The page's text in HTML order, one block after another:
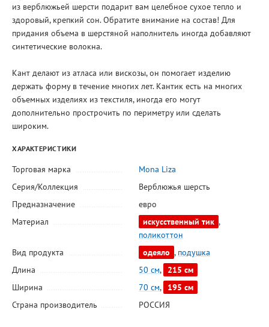
из верблюжьей шерсти подарит вам целебное сухое тепло и
здоровый, крепкий сон. Обратите внимание на состав! Для
придания объема в шерстяной наполнитель иногда добавляют
синтетические волокна.
Кант делают из атласа или вискозы, он помогает изделию
держать форму в течение многих лет. Кантик есть на многих
объемных изделиях из текстиля, иногда его могут
дополнительно прострочить по периметру или сделать
широким.
ХАРАКТЕРИСТИКИ
Торговая марка
Mona Liza
Серия/Коллекция
Верблюжья шерсть
Предназначение
евро
Материал
искусственный тик ,
поликоттон
Вид продукта
одеяло , подушка
Длина
50 см,
215 см
Ширина
70 см,
195 см
Страна производитель
РОССИЯ